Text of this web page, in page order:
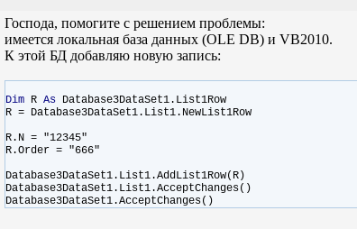
Господа, помогите с решением проблемы:
имеется локальная база данных (OLE DB) и VB2010.
К этой БД добавляю новую запись:
Dim R As Database3DataSet1.List1Row
R = Database3DataSet1.List1.NewList1Row
R.N = "12345"
R.Order = "666"
Database3DataSet1.List1.AddList1Row(R)
Database3DataSet1.List1.AcceptChanges()
Database3DataSet1.AcceptChanges()